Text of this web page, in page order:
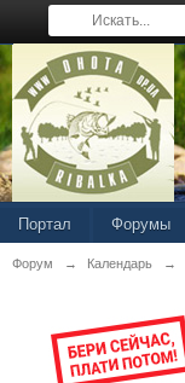
Портал Форумы
Форум → Календарь →